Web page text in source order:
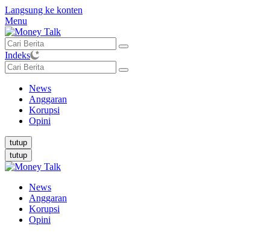
Langsung ke konten
Menu
Indeks
News
Anggaran
Korupsi
Opini
tutup
tutup
News
Anggaran
Korupsi
Opini